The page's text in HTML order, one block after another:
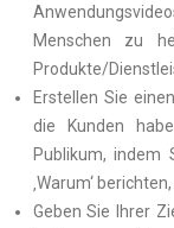
Menschen zu
Produkte/
Erstellen Sie
die Kunden
Publikum, indem
‚Warum‘
Geben Sie Ihrer